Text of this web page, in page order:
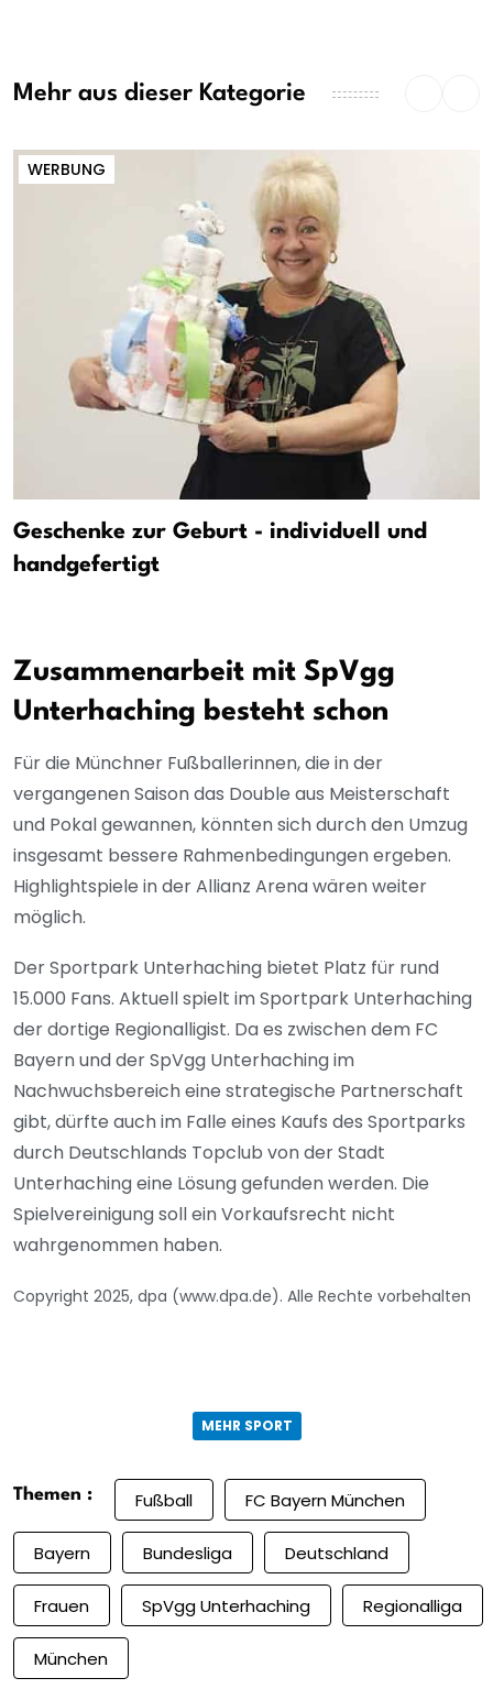
Mehr aus dieser Kategorie
WERBUNG
Geschenke zur Geburt - individuell und
handgefertigt
Zusammenarbeit mit SpVgg
Unterhaching besteht schon
Für die Münchner Fußballerinnen, die in der
vergangenen Saison das Double aus Meisterschaft
und Pokal gewannen, könnten sich durch den Umzug
insgesamt bessere Rahmenbedingungen ergeben.
Highlightspiele in der Allianz Arena wären weiter
möglich.
Der Sportpark Unterhaching bietet Platz für rund
15.000 Fans. Aktuell spielt im Sportpark Unterhaching
der dortige Regionalligist. Da es zwischen dem FC
Bayern und der SpVgg Unterhaching im
Nachwuchsbereich eine strategische Partnerschaft
gibt, dürfte auch im Falle eines Kaufs des Sportparks
durch Deutschlands Topclub von der Stadt
Unterhaching eine Lösung gefunden werden. Die
Spielvereinigung soll ein Vorkaufsrecht nicht
wahrgenommen haben.
Copyright 2025, dpa (www.dpa.de). Alle Rechte vorbehalten
MEHR SPORT
Themen : Fußball FC Bayern München
Bayern Bundesliga Deutschland
Frauen SpVgg Unterhaching Regionalliga
München